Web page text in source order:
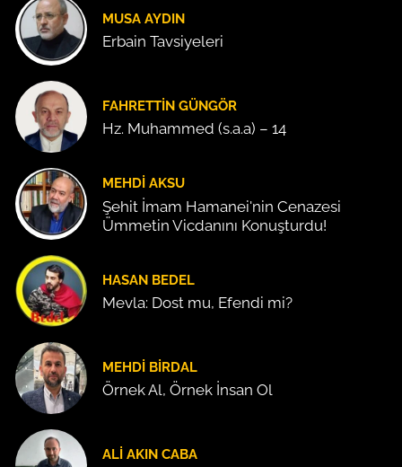
MUSA AYDIN
Erbain Tavsiyeleri
FAHRETTIN GÜNGÖR
Hz. Muhammed (s.a.a) – 14
MEHDI AKSU
Şehit İmam Hamanei'nin Cenazesi
Ümmetin Vicdanını Konuşturdu!
HASAN BEDEL
Mevla: Dost mu, Efendi mi?
MEHDI BIRDAL
Örnek Al, Örnek İnsan Ol
ALI AKIN CABA